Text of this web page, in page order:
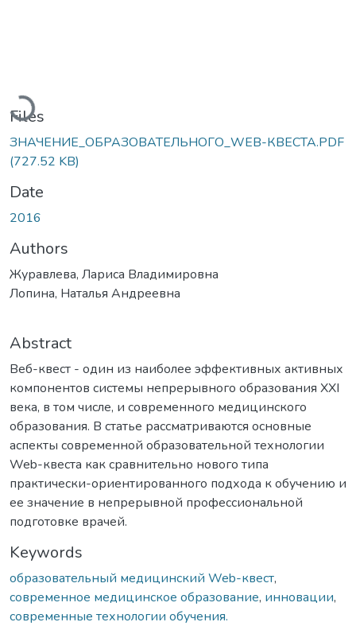
Loading...
Files
ЗНАЧЕНИЕ_ОБРАЗОВАТЕЛЬНОГО_WEB-КВЕСТА.PDF
(727.52 KB)
Date
2016
Authors
Журавлева, Лариса Владимировна
Лопина, Наталья Андреевна
Abstract
Веб-квест - один из наиболее эффективных активных
компонентов системы непрерывного образования XXI
века, в том числе, и современного медицинского
образования. В статье рассматриваются основные
аспекты современной образовательной технологии
Web-квеста как сравнительно нового типа
практически-ориентированного подхода к обучению и
ее значение в непрерывной профессиональной
подготовке врачей.
Keywords
образовательный медицинский Web-квест,
современное медицинское образование, инновации,
современные технологии обучения.